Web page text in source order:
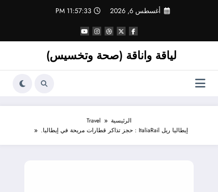
أغسطس 6, 2026 11:57:33 PM
لياقة واناقة (صحة وتخسيس)
الرئيسية
Travel
إيطاليا ريل ItaliaRail : حجز تذاكر قطارات مريحة في إيطاليا.